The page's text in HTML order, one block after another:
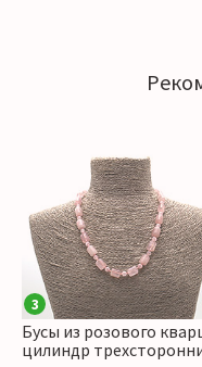
3
Бусы из розового
цилиндр